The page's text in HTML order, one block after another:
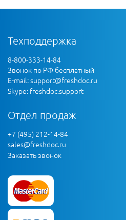
Техподдержка
8-800-333-14-84
Звонок по РФ бесплатный
E-mail:support@freshdoc.ru
Skype: freshdoc.support
Отдел продаж
+7 (495) 212-14-84
sales@freshdoc.ru
Заказать звонок